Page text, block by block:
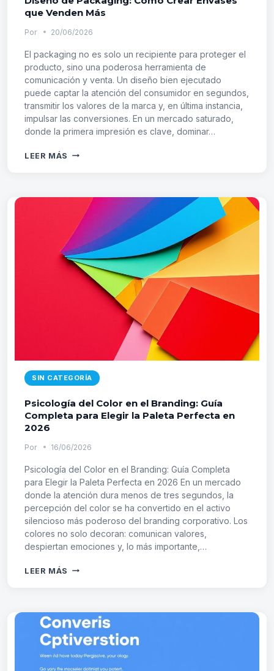
que Venden Más
Por 20/06/2026
El packaging no es solo un recipiente para proteger el
producto, sino una poderosa herramienta de
comunicación y venta. Un diseño bien ejecutado
puede captar la atención del consumidor en segundos,
transmitir los valores de la marca y, en última instancia,
impulsar las conversiones. En un mercado saturado,
donde la primera impresión es clave, dominar…
LEER MÁS DISEÑO
CREAR
ENVASES
QUE
VENDEN
MÁS
SIN CATEGORÍA
Psicología del Color en el Branding: Guía
Completa para Elegir la Paleta Perfecta en
2026
Por 16/06/2026
Psicología del Color en el Branding: Guía Completa
para Elegir la Paleta Perfecta en 2026 En un mercado
donde la atención dura menos de tres segundos, la
percepción del color se ha convertido en el activo
silencioso más poderoso del branding corporativo. Los
colores no solo decoran: comunican valores,
despiertan emociones y, lo más importante,…
LEER MÁS PSICOLOGÍA
BRANDING:
GUÍA
COMPLETA
PARA